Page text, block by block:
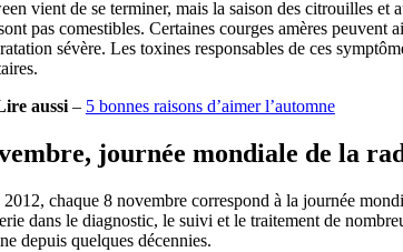
vient de se terminer, mais la saison des citrouilles et
pas comestibles. Certaines courges amères peuvent
sévère. Les toxines responsables de ces
aussi– 5 bonnes raisons d’aimer l’automne
journée mondiale de la
chaque 8 novembre correspond à la journée
dans le diagnostic, le suivi et le traitement de
depuis quelques décennies.